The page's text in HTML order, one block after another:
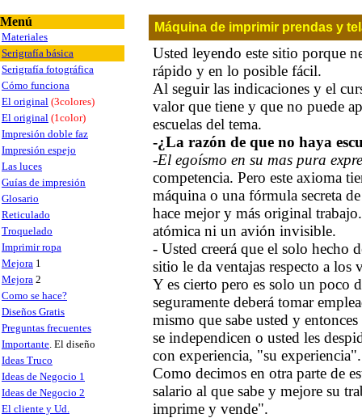
Menú
Materiales
Serigrafía básica
Serigrafía fotográfica
Cómo funciona
El original (3colores)
El original (1color)
Impresión doble faz
Impresión espejo
Las luces
Guías de impresión
Glosario
Reticulado
Troquelado
Imprimir ropa
Mejora 1
Mejora 2
Como se hace?
Diseños Gratis
Preguntas frecuentes
Importante. El diseño
Ideas Truco
Ideas de Negocio 1
Ideas de Negocio 2
El cliente y Ud.
Máquina de imprimir prendas y
Usted leyendo este sitio porque
rápido y en lo posible fácil.
Al seguir las indicaciones y el
valor que tiene y que no puede
escuelas del tema.
-¿La razón de que no haya
-El egoísmo en su mas pura
competencia. Pero este axioma
máquina o una fórmula secreta
hace mejor y más original
atómica ni un avión invisible.
- Usted creerá que el solo hecho
sitio le da ventajas respecto a los
Y es cierto pero es solo un poco
seguramente deberá tomar
mismo que sabe usted y
se independicen o usted les
con experiencia, "su experiencia".
Como decimos en otra parte de
salario al que sabe y mejore su
imprime y vende".